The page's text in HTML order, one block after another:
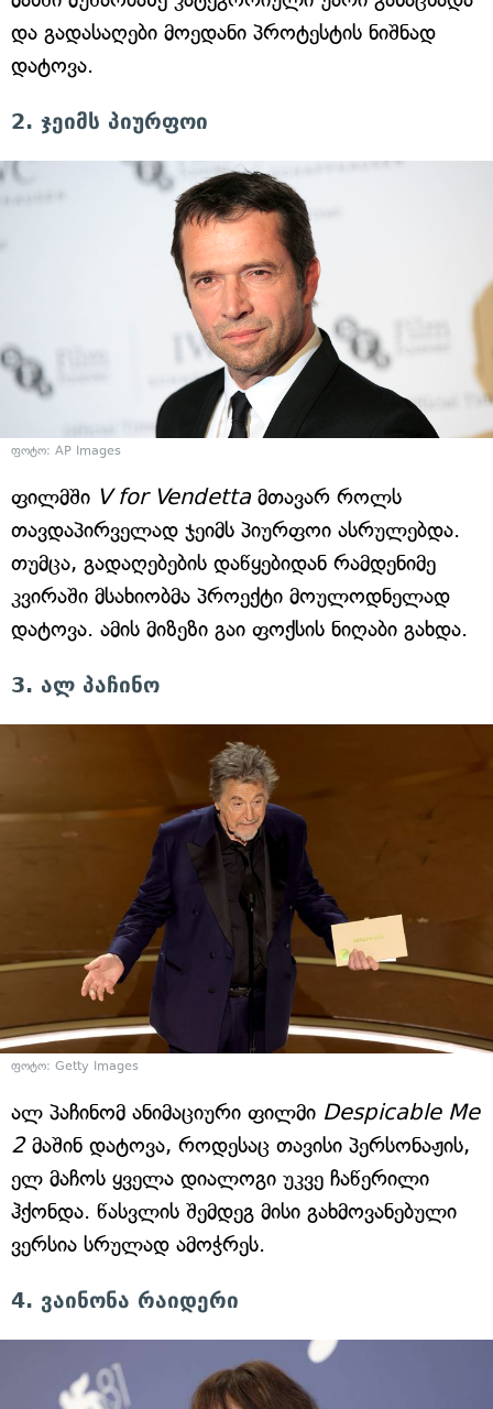
და გადასაღები მოედანი პროტესტის ნიშნად
დატოვა.
2. ჯეიმს პიურფოი
ფოტო: AP Images
ფილმში V for Vendetta მთავარ როლს
თავდაპირველად ჯეიმს პიურფოი ასრულებდა.
თუმცა, გადაღებების დაწყებიდან რამდენიმე
კვირაში მსახიობმა პროექტი მოულოდნელად
დატოვა. ამის მიზეზი გაი ფოქსის ნიღაბი გახდა.
3. ალ პაჩინო
ფოტო: Getty Images
ალ პაჩინომ ანიმაციური ფილმი Despicable Me
2მაშინ დატოვა, როდესაც თავისი პერსონაჟის,
ელ მაჩოს ყველა დიალოგი უკვე ჩაწერილი
ჰქონდა. წასვლის შემდეგ მისი გახმოვანებული
ვერსია სრულად ამოჭრეს.
4. ვაინონა რაიდერი